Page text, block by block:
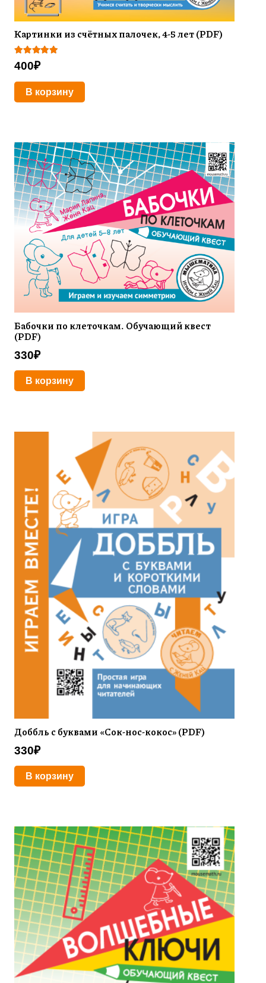
Картинки из счётных палочек, 4-5 лет (PDF)
Оценка
400₽
В корзину
Бабочки по клеточкам. Обучающий квест
(PDF)
330₽
В корзину
Доббль с буквами «Сок-нос-кокос» (PDF)
330₽
В корзину